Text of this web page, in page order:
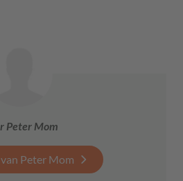
Peter Mom
van Peter Mom